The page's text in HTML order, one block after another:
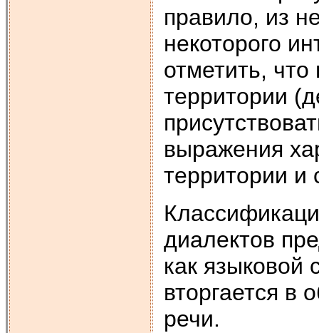
правило, из
некоторого
отметить,
территории
выражения
территории и
диалектов
как языковой
вторгается в
речи.